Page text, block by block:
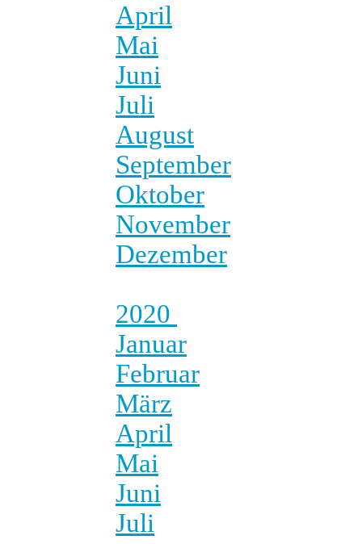
April
Mai
Juni
Juli
August
September
Oktober
November
Dezember
2020
Januar
Februar
März
April
Mai
Juni
Juli